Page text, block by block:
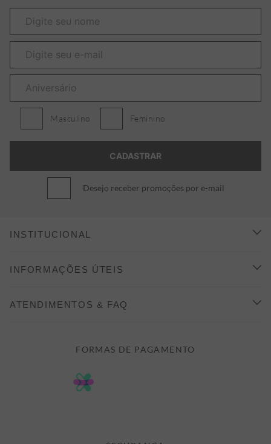
Masculino Feminino
Desejo receber promoções por e-mail
INSTITUCIONAL
CONHEÇA A ALEATORY
INFORMAÇÕES ÚTEIS
FORMAS DE PAGAMENTO
POLÍTICA DE PRIVACIDADE
ATENDIMENTOS & FAQ
ATENDIMENTO@ALEATORYSTORE.COM.BR
FORMAS DE PAGAMENTO